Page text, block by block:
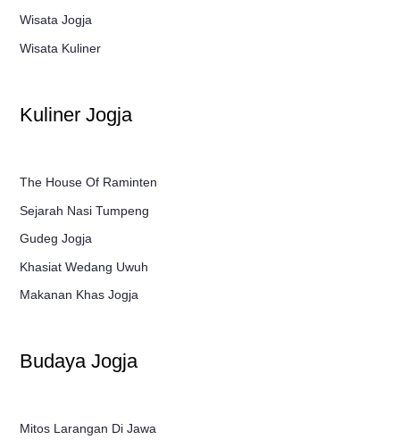
Wisata Jogja
Wisata Kuliner
Kuliner Jogja
The House Of Raminten
Sejarah Nasi Tumpeng
Gudeg Jogja
Khasiat Wedang Uwuh
Makanan Khas Jogja
Budaya Jogja
Mitos Larangan Di Jawa